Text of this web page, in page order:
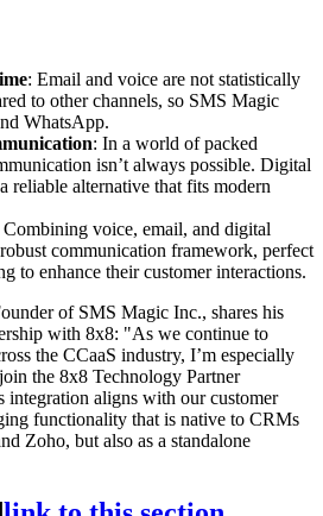
: Email and voice are not statistically
to other channels, so SMS Magic
WhatsApp.
: In a world of packed
isn’t always possible. Digital
reliable alternative that fits modern
Combining voice, email, and digital
robust communication framework, perfect
to enhance their customer interactions.
of SMS Magic Inc., shares his
with 8x8: "As we continue to
the CCaaS industry, I’m especially
the 8x8 Technology Partner
integration aligns with our customer
functionality that is native to CRMs
Zoho, but also as a standalone